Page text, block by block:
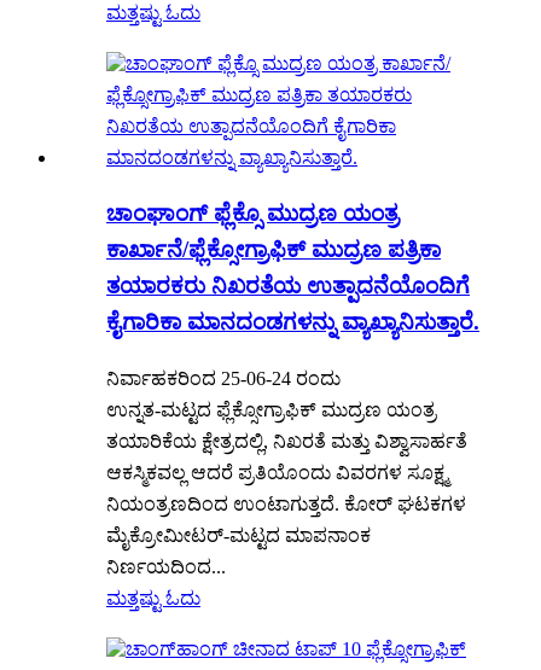
ಮತ್ತಷ್ಟು ಓದು
ಚಾಂಘಾಂಗ್ ಫ್ಲೆಕ್ಸೊ ಮುದ್ರಣ ಯಂತ್ರ
ಕಾರ್ಖಾನೆ/ಫ್ಲೆಕ್ಸೋಗ್ರಾಫಿಕ್ ಮುದ್ರಣ ಪತ್ರಿಕಾ
ತಯಾರಕರು ನಿಖರತೆಯ ಉತ್ಪಾದನೆಯೊಂದಿಗೆ
ಕೈಗಾರಿಕಾ ಮಾನದಂಡಗಳನ್ನು ವ್ಯಾಖ್ಯಾನಿಸುತ್ತಾರೆ.
ನಿರ್ವಾಹಕರಿಂದ 25-06-24 ರಂದು
ಉನ್ನತ-ಮಟ್ಟದ ಫ್ಲೆಕ್ಸೋಗ್ರಾಫಿಕ್ ಮುದ್ರಣ ಯಂತ್ರ
ತಯಾರಿಕೆಯ ಕ್ಷೇತ್ರದಲ್ಲಿ, ನಿಖರತೆ ಮತ್ತು ವಿಶ್ವಾಸಾರ್ಹತೆ
ಆಕಸ್ಮಿಕವಲ್ಲ ಆದರೆ ಪ್ರತಿಯೊಂದು ವಿವರಗಳ ಸೂಕ್ಷ್ಮ
ನಿಯಂತ್ರಣದಿಂದ ಉಂಟಾಗುತ್ತದೆ. ಕೋರ್ ಘಟಕಗಳ
ಮೈಕ್ರೋಮೀಟರ್-ಮಟ್ಟದ ಮಾಪನಾಂಕ
ನಿರ್ಣಯದಿಂದ...
ಮತ್ತಷ್ಟು ಓದು